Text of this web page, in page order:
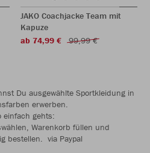
JAKO Coachjacke Team mit
Kapuze
ab 74,99 €
99,99 €
Du ausgewählte Sportkleidung in
erwerben.
einfach gehts:
Warenkorb füllen und
bestellen. via Paypal